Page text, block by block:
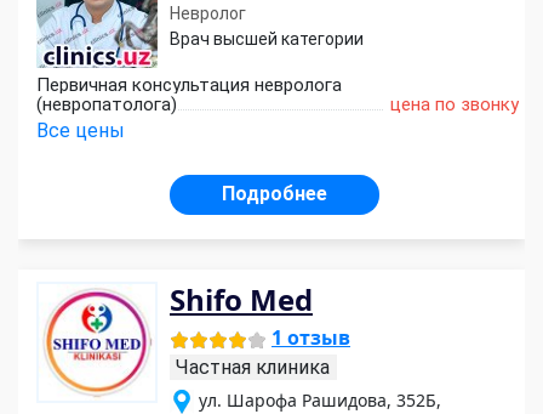
Невролог
Врач высшей категории
Первичная консультация невролога
(невропатолога)
цена по звонку
Все цены
Подробнее
Shifo Med
1 отзыв
Частная клиника
ул. Шарофа Рашидова, 352Б,